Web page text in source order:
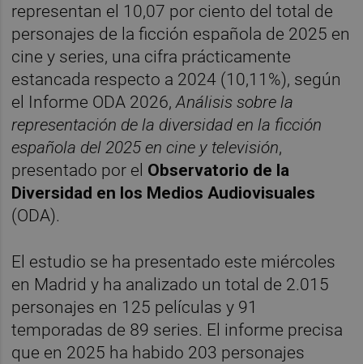
representan el 10,07 por ciento del total de
personajes de la ficción española de 2025 en
cine y series, una cifra prácticamente
estancada respecto a 2024 (10,11%), según
el Informe ODA 2026,Análisis sobre la
representación de la diversidad en la ficción
española del 2025 en cine y televisión,
presentado por el Observatorio de la
Diversidad en los Medios Audiovisuales
(ODA).
El estudio se ha presentado este miércoles
en Madrid y ha analizado un total de 2.015
personajes en 125 películas y 91
temporadas de 89 series. El informe precisa
que en 2025 ha habido 203 personajes